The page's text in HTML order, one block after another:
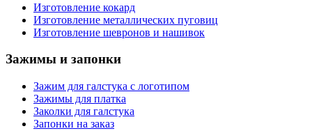
Изготовление кокард
Изготовление металлических пуговиц
Изготовление шевронов и нашивок
Зажимы и запонки
Зажим для галстука с логотипом
Зажимы для платка
Заколки для галстука
Запонки на заказ